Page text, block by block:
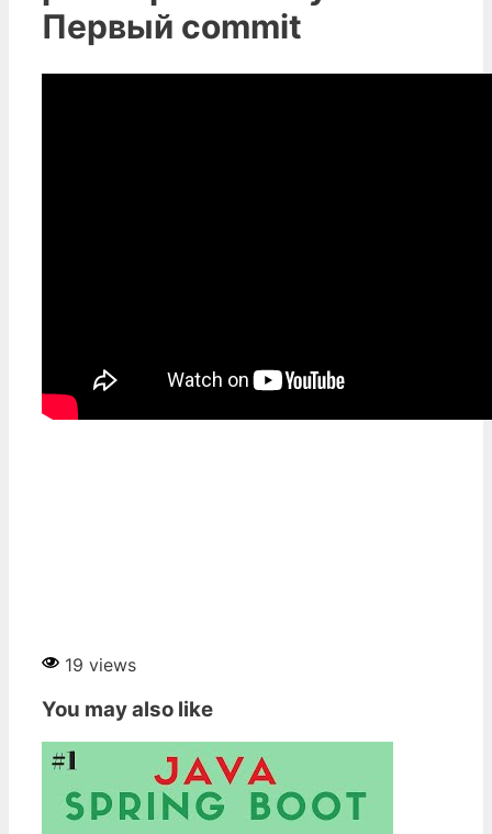
Первый commit
19 views
You may also like